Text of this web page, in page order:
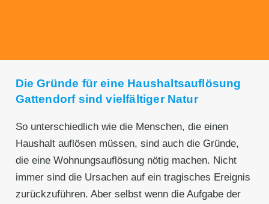
Die Gründe für eine Haushaltsauflösung
Gattendorf sind vielfältiger Natur
So unterschiedlich wie die Menschen, die einen
Haushalt auflösen müssen, sind auch die Gründe,
die eine Wohnungsauflösung nötig machen. Nicht
immer sind die Ursachen auf ein tragisches Ereignis
zurückzuführen. Aber selbst wenn die Aufgabe der